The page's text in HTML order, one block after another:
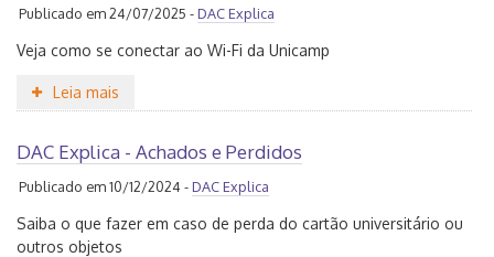
Publicado em 24/07/2025 -DAC Explica
Veja como se conectar ao Wi-Fi da Unicamp
Leia mais
DAC Explica - Achados e Perdidos
Publicado em 10/12/2024 -DAC Explica
Saiba o que fazer em caso de perda do cartão universitário ou
outros objetos